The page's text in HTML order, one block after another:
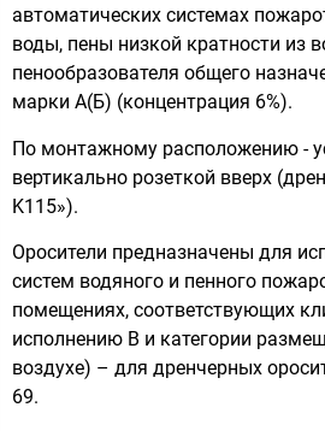
автоматических системах
воды, пены низкой кратности из
пенообразователя общего
марки А(Б) (концентрация 6%).
По монтажному расположению -
вертикально розеткой вверх
K115»).
Оросители предназначены для
систем водяного и пенного
помещениях, соответствующих
исполнению В и категории
воздухе) – для дренчерных
69.